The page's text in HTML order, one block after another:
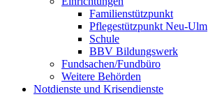
Familienstützpunkt
Pflegestützpunkt Neu-Ulm
Schule
BBV Bildungswerk
Fundsachen/Fundbüro
Weitere Behörden
Notdienste und Krisendienste